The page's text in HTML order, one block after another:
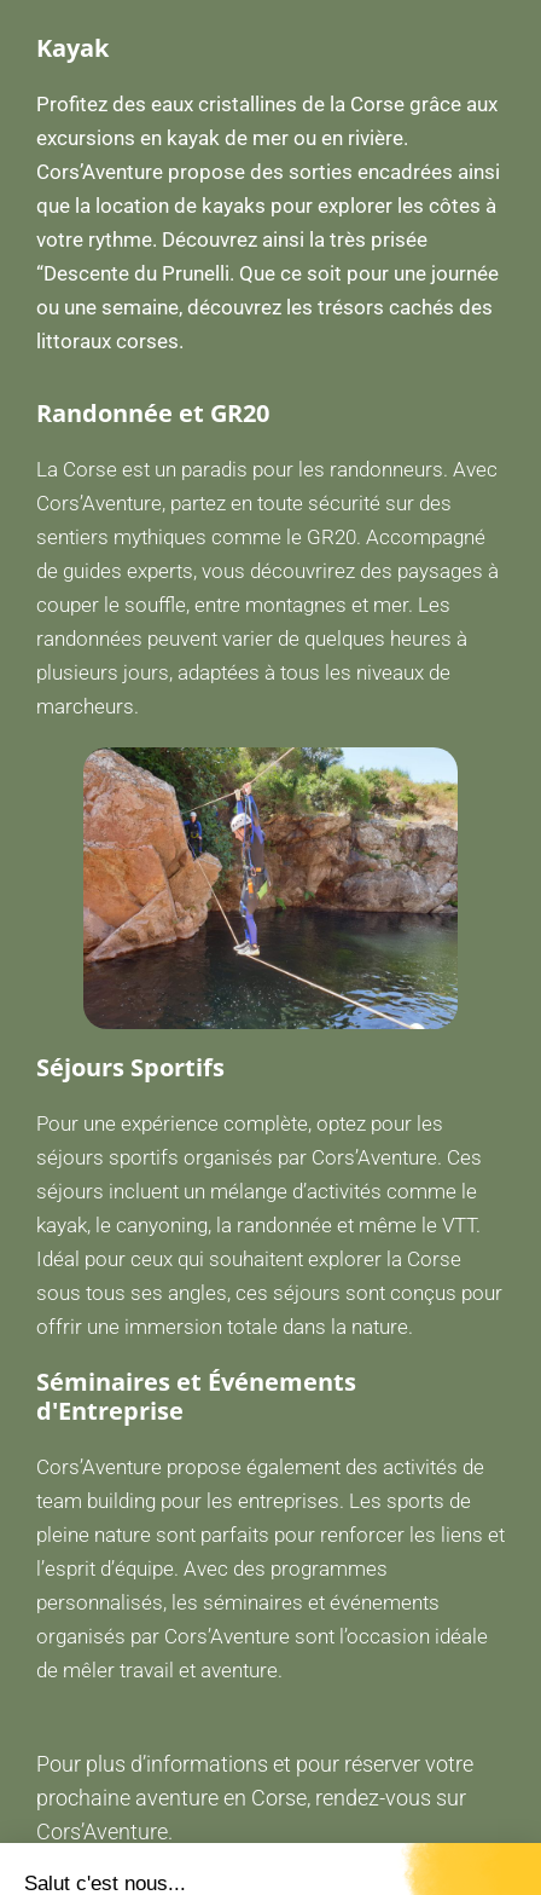
Salut c'est nous...
Kayak
Profitez des eaux cristallines de la Corse grâce aux
excursions en kayak de mer ou en rivière.
Cors’Aventure propose des sorties encadrées ainsi
que la location de kayaks pour explorer les côtes à
votre rythme. Découvrez ainsi la très prisée
“Descente du Prunelli. Que ce soit pour une journée
ou une semaine, découvrez les trésors cachés des
littoraux corses.
Randonnée et GR20
La Corse est un paradis pour les randonneurs. Avec
Cors’Aventure, partez en toute sécurité sur des
sentiers mythiques comme le GR20. Accompagné
de guides experts, vous découvrirez des paysages à
couper le souffle, entre montagnes et mer. Les
randonnées peuvent varier de quelques heures à
plusieurs jours, adaptées à tous les niveaux de
marcheurs.
Séjours Sportifs
Pour une expérience complète, optez pour les
séjours sportifs organisés par Cors’Aventure. Ces
séjours incluent un mélange d’activités comme le
kayak, le canyoning, la randonnée et même le VTT.
Idéal pour ceux qui souhaitent explorer la Corse
sous tous ses angles, ces séjours sont conçus pour
offrir une immersion totale dans la nature.
Séminaires et Événements
d'Entreprise
Cors’Aventure propose également des activités de
team building pour les entreprises. Les sports de
pleine nature sont parfaits pour renforcer les liens et
l’esprit d’équipe. Avec des programmes
personnalisés, les séminaires et événements
organisés par Cors’Aventure sont l’occasion idéale
de mêler travail et aventure.
Pour plus d’informations et pour réserver votre
prochaine aventure en Corse, rendez-vous sur
Cors’Aventure.
Venez découvrir la Corse autrement avec